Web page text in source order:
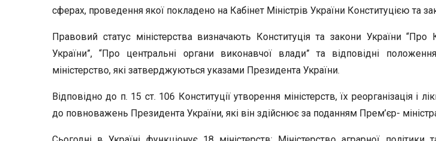
сферах, проведення якої покладено на Кабінет Міністрів України Конституцією та
Правовий статус міністерства визначають Конституція та закони України “Про
України”, “Про центральні органи виконавчої влади” та відповідні
міністерство, які затверджуються указами Президента України.
Відповідно до п. 15 ст. 106 Конституції утворення міністерств, їх реорганізація і
до повноважень Президента України, які він здійснює за поданням Прем’єр-